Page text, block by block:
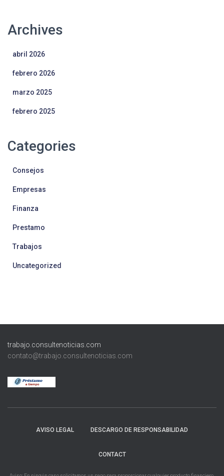
Archives
abril 2026
febrero 2026
marzo 2025
febrero 2025
Categories
Consejos
Empresas
Finanza
Prestamo
Trabajos
Uncategorized
trabajo.consultenoticias.com
contato@trabajo.consultenoticias.com
AVISO LEGAL DESCARGO DE RESPONSABILIDAD
CONTACT